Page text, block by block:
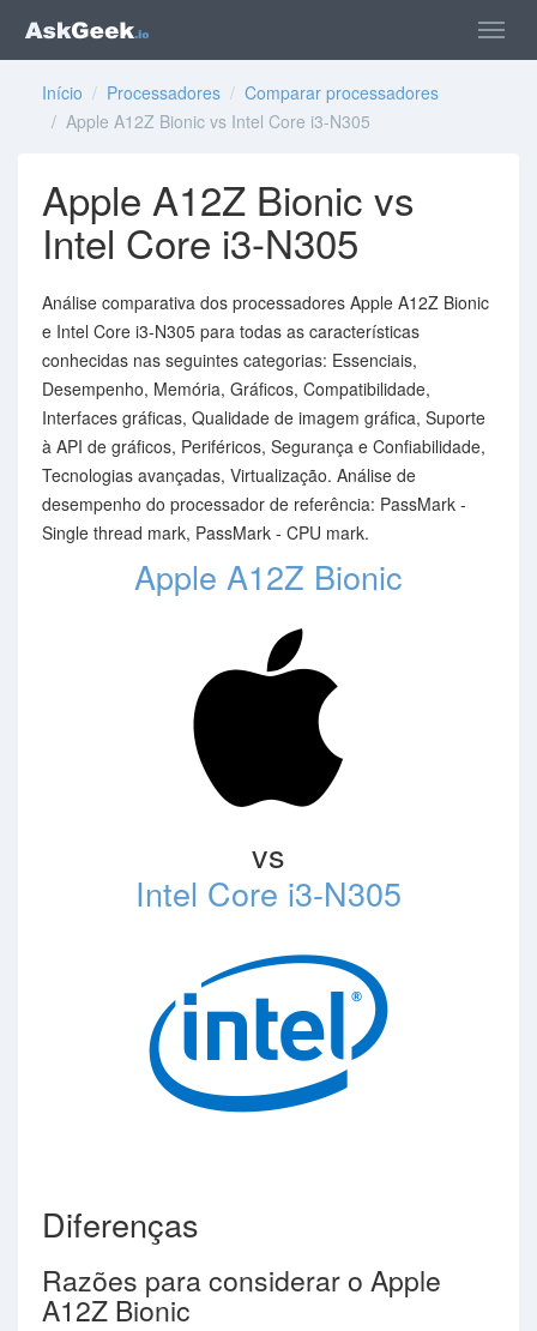
Início / Processadores / Comparar processadores
/ Apple A12Z Bionic vs Intel Core i3-N305
Apple A12Z Bionic vs
Intel Core i3-N305
Análise comparativa dos processadores Apple A12Z Bionic
e Intel Core i3-N305 para todas as características
conhecidas nas seguintes categorias: Essenciais,
Desempenho, Memória, Gráficos, Compatibilidade,
Interfaces gráficas, Qualidade de imagem gráfica, Suporte
à API de gráficos, Periféricos, Segurança e Confiabilidade,
Tecnologias avançadas, Virtualização. Análise de
desempenho do processador de referência: PassMark -
Single thread mark, PassMark - CPU mark.
Apple A12Z Bionic
vs
Intel Core i3-N305
Diferenças
Razões para considerar o Apple
A12Z Bionic